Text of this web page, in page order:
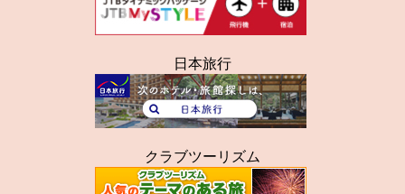
日本旅行
クラブツーリズム